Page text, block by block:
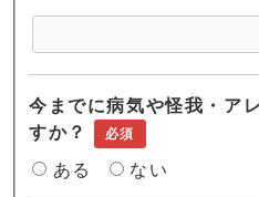
今までに病気や怪我・ア
すか？
必須
ある ない